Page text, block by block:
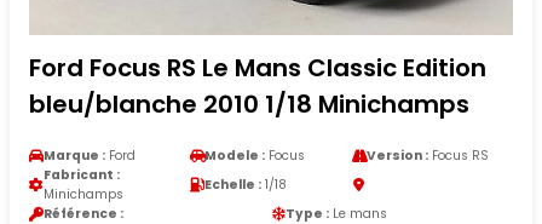
Ford Focus RS Le Mans Classic Edition
bleu/blanche 2010 1/18 Minichamps
Marque : Ford Modele : Focus Version :Focus RS
Fabricant :
Minichamps
Echelle : 1/18
Référence :
Type : Le mans